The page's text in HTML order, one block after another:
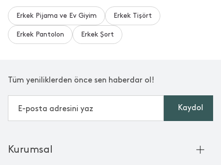
Erkek Pijama ve Ev Giyim Erkek Tişört
Erkek Pantolon Erkek Şort
Tüm yeniliklerden önce sen haberdar ol!
Kaydol
Kurumsal